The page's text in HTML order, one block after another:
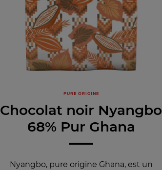
PURE ORIGINE
Chocolat noir Nyangbo
68% Pur Ghana
Nyangbo, pure origine Ghana, est un